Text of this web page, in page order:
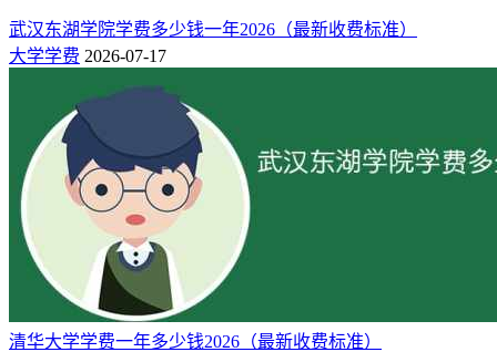
武汉东湖学院学费多少钱一年2026（最新收费标准）
大学学费 2026-07-17
清华大学学费一年多少钱2026（最新收费标准）